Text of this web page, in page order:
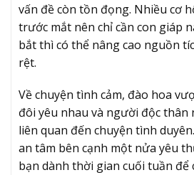
vấn đề còn tồn đọng. Nhiều cơ
trước mắt nên chỉ cần con giáp
bắt thì có thể nâng cao nguồn
rệt.
Về chuyện tình cảm, đào hoa
đôi yêu nhau và người độc thân
liên quan đến chuyện tình
an tâm bên cạnh một nửa yêu
bạn dành thời gian cuối tuần để